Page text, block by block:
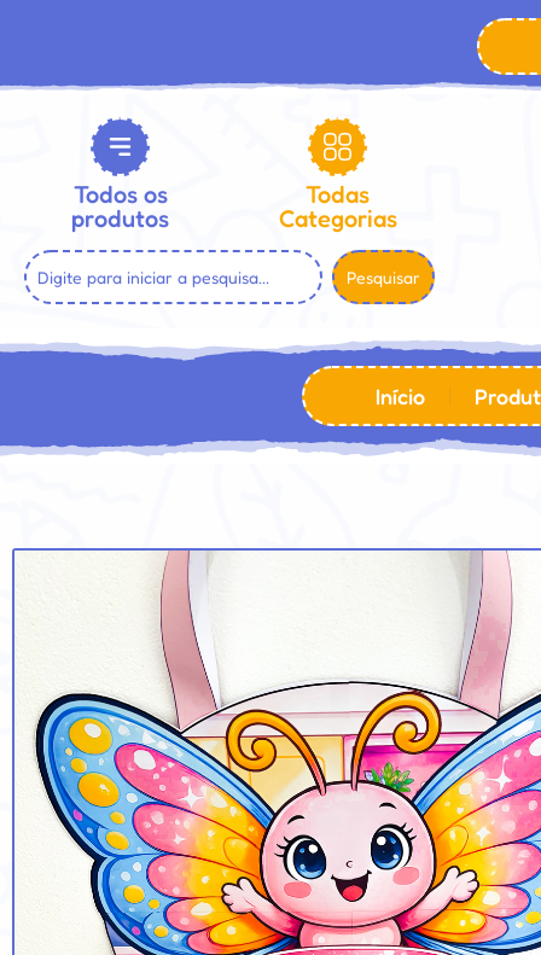
Todos os
produtos
Todas
Categorias
Pesquisar
Início